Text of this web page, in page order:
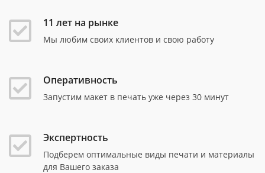
11 лет на рынке
Мы любим своих клиентов и свою работу
Оперативность
Запустим макет в печать уже через 30 минут
Экспертность
Подберем оптимальные виды печати и материалы
для Вашего заказа